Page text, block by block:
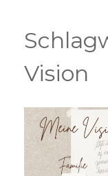
springen
Vision